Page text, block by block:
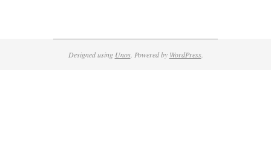
Designed using Unos. Powered by WordPress.